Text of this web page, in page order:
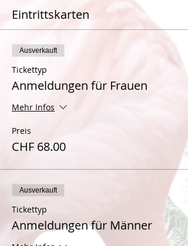
Eintrittskarten
Ausverkauft
Tickettyp
Anmeldungen für Frauen
Mehr Infos
Preis
CHF 68.00
Ausverkauft
Tickettyp
Anmeldungen für Männer